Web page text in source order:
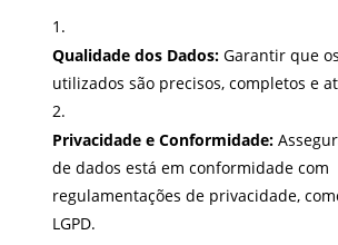
Qualidade dos Dados: Garantir que
utilizados são precisos, completos e
Privacidade e Conformidade:
de dados está em conformidade com
regulamentações de privacidade,
LGPD.